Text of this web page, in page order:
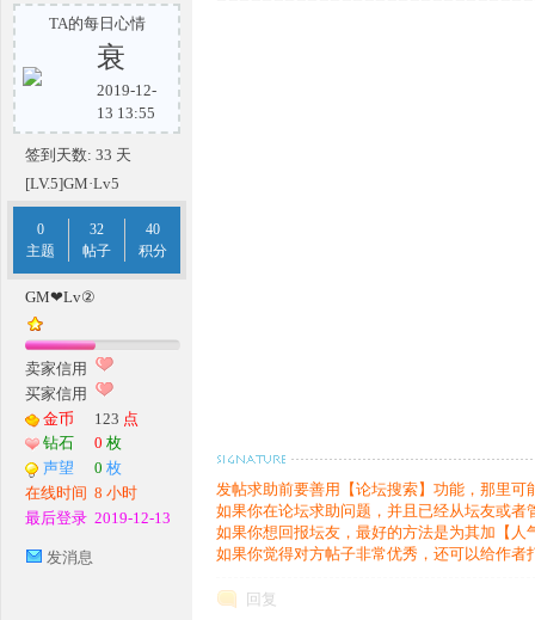
龙,
TA的每日心情
衰
2019-12-
13 13:55
签到天数: 33 天
[LV.5]GM·Lv5
0
主题
32
帖子
40
积分
GM❤Lv②
卖家信用
买家信用
金币
123 点
钻石
0 枚
声望
0 枚
在线时间 8 小时
最后登录 2019-12-13
发消息
发帖求助前要善用【论坛搜索】功能，那里可
如果你在论坛求助问题，并且已经从坛友或
如果你想回报坛友，最好的方法是为其加【
如果你觉得对方帖子非常优秀，还可以给作
回复